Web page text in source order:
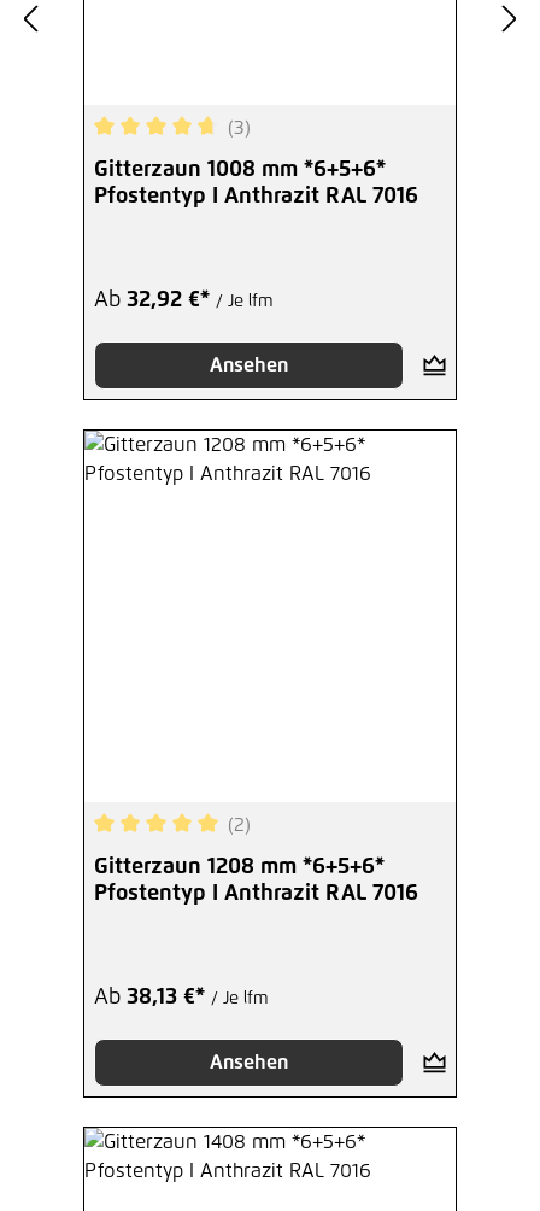
Durchschnittliche Bewertung von 4.67 von 5
(3)
Gitterzaun 1008 mm *6+5+6*
Pfostentyp I Anthrazit RAL 7016
Ab 32,92 €* / Je lfm
Ansehen
Durchschnittliche Bewertung von 5 von 5
(2)
Gitterzaun 1208 mm *6+5+6*
Pfostentyp I Anthrazit RAL 7016
Ab 38,13 €* / Je lfm
Ansehen